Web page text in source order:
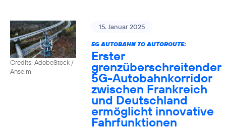
Credits: AdobeStock /
Anselm
15. Januar 2025
5G AUTOBAHN TO AUTOROUTE:
Erster
grenzüberschreitender
5G-Autobahnkorridor
zwischen Frankreich
und Deutschland
ermöglicht innovative
Fahrfunktionen